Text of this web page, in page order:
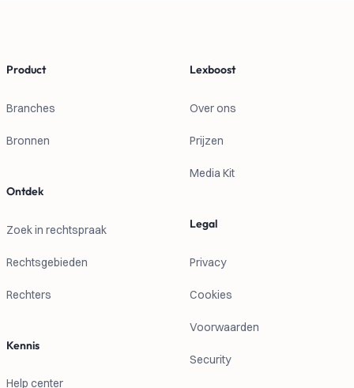
Product
Branches
Bronnen
Ontdek
Zoek in rechtspraak
Rechtsgebieden
Rechters
Kennis
Help center
Lexboost
Over ons
Prijzen
Media Kit
Legal
Privacy
Cookies
Voorwaarden
Security